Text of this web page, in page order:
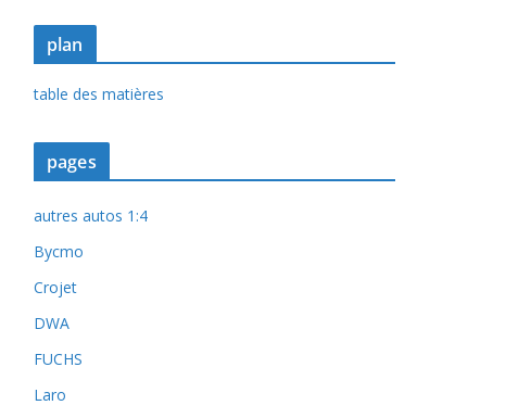
plan
table des matières
pages
autres autos 1:4
Bycmo
Crojet
DWA
FUCHS
Laro